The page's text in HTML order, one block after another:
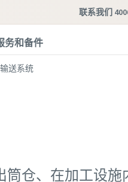
联系我们
务和备件
送系统
仓、在加工设施